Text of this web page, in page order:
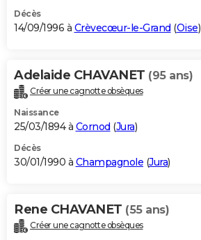
Décès
14/09/1996 à Crèvecœur-le-Grand (Oise)
Adelaide CHAVANET (95 ans)
Créer une cagnotte obsèques
Naissance
25/03/1894 à Cornod (Jura)
Décès
30/01/1990 à Champagnole (Jura)
Rene CHAVANET (55 ans)
Créer une cagnotte obsèques